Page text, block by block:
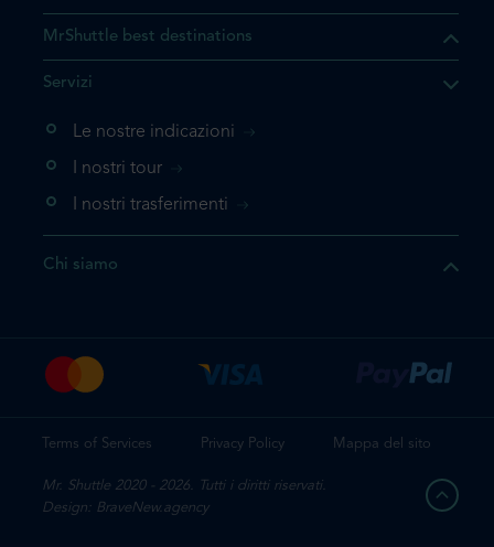
il prodotto che state
nuovamente, la
MrShuttle best destinations
Servizi
Le nostre indicazioni
I nostri tour
I nostri trasferimenti
Chi siamo
Terms of Services Privacy Policy Mappa del sito
Mr. Shuttle 2020 - 2026. Tutti i diritti riservati.
Design: BraveNew.agency